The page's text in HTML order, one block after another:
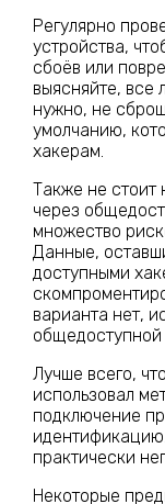
Регулярно
устройства,
сбоёв или
выясняйте, все
нужно, не
умолчанию,
хакерам.
Также не стоит
через
множество
Данные,
доступными
варианта нет,
общедоступной
Лучше всего,
использовал
подключение
практически
Некоторые